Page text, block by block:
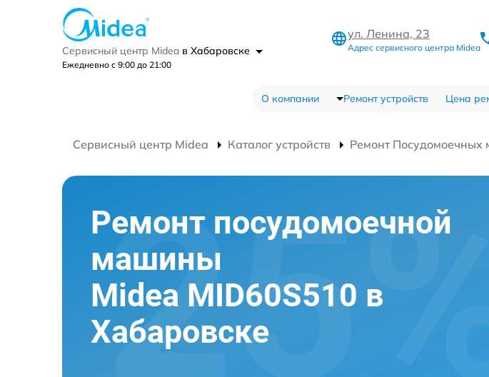
Сервисный центр Midea в Хабаровске
Ежедневно с 9:00 до 21:00
ул. Ленина, 23
Адрес сервисного центра Midea
О компании Ремонт устройств Цена
Сервисный центр Midea Каталог устройств Ремонт Посудомоечных
Ремонт посудомоечной
машины
Midea MID60S510 в
Хабаровске